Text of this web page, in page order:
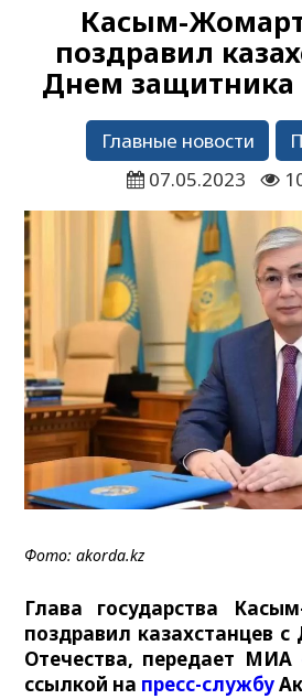
Касым-
поздравил
Днем защитника
Главные новости
07.05.2023
Фото: akorda.kz
Глава государства
поздравил казахстанцев
Отечества, передает МИА
ссылкой на пресс-службу